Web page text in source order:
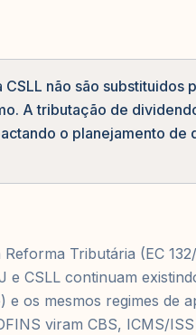
não são substituidos
A tributação de
o planejamento de
Tributária (EC
CSLL continuam
e os mesmos regimes de
viram CBS, ICMS/ISS